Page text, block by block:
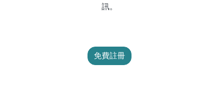
訊。
免費註冊